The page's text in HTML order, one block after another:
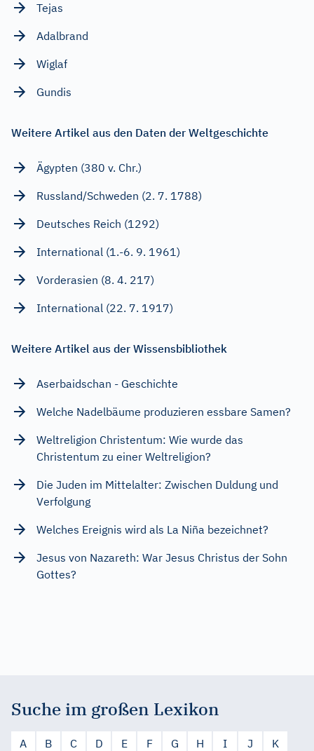
Tejas
Adalbrand
Wiglaf
Gundis
Weitere Artikel aus den Daten der Weltgeschichte
Ägypten (380 v. Chr.)
Russland/Schweden (2. 7. 1788)
Deutsches Reich (1292)
International (1.-6. 9. 1961)
Vorderasien (8. 4. 217)
International (22. 7. 1917)
Weitere Artikel aus der Wissensbibliothek
Aserbaidschan - Geschichte
Welche Nadelbäume produzieren essbare Samen?
Weltreligion Christentum: Wie wurde das
Christentum zu einer Weltreligion?
Die Juden im Mittelalter: Zwischen Duldung und
Verfolgung
Welches Ereignis wird als La Niña bezeichnet?
Jesus von Nazareth: War Jesus Christus der Sohn
Gottes?
Suche im großen Lexikon
A B C D E F G H I J
K